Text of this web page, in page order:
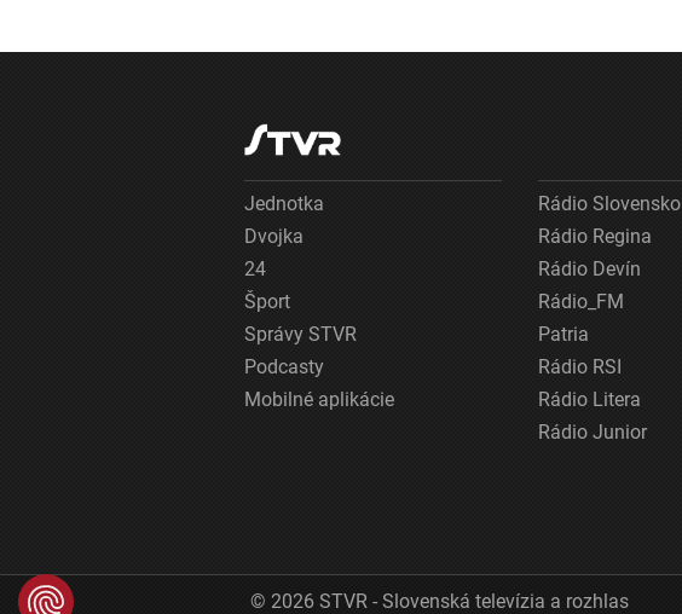
Jednotka
Dvojka
24
Šport
Správy STVR
Podcasty
Mobilné aplikácie
Rádio Slovensko
Rádio Regina
Rádio Devín
Rádio_FM
Patria
Rádio RSI
Rádio Litera
Rádio Junior
© 2026 STVR - Slovenská televízia a rozhlas